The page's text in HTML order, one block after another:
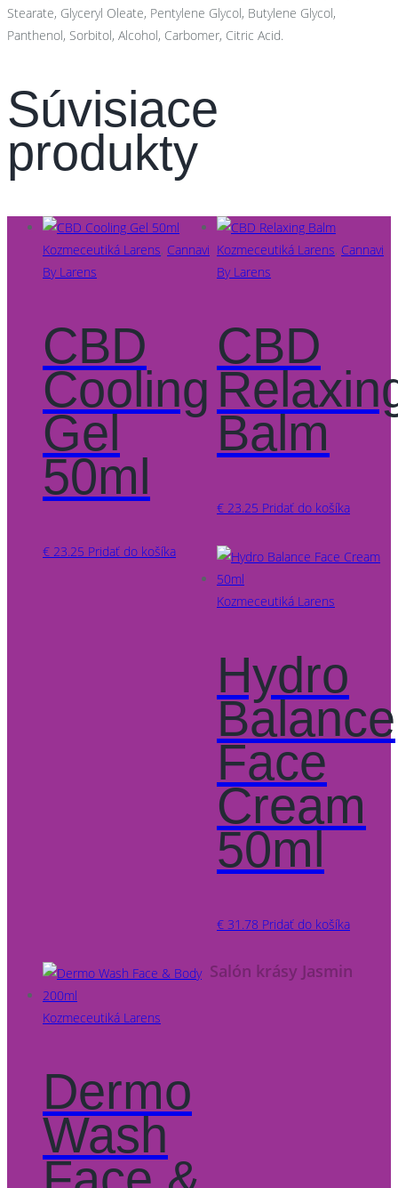
Stearate, Glyceryl Oleate, Pentylene Glycol, Butylene Glycol,
Panthenol, Sorbitol, Alcohol, Carbomer, Citric Acid.
Súvisiace
produkty
Kozmeceutiká Larens, Cannavi
By Larens
CBD
Cooling
Gel
50ml
€ 23.25 Pridať do košíka
Kozmeceutiká Larens, Cannavi
By Larens
CBD
Balm
€23.25 Pridať do košíka
Kozmeceutiká Larens
Hydro
Balance
Face
Cream
50ml
€31.78 Pridať do košíka
Kozmeceutiká Larens
Dermo
Wash
Salón krásy Jasmin